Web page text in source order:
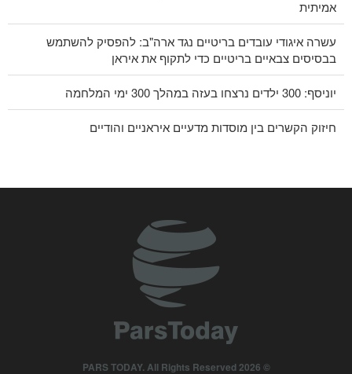
אמיתית
עשרה איגודי עובדים בריטיים נגד ארה"ב: להפסיק להשתמש
בבסיסים צבאיים בריטיים כדי לתקוף את איראן
יוניסף: 300 ילדים נרצחו בעזה במהלך 300 ימי המלחמה
חיזוק הקשרים בין מוסדות מדעיים איראניים והודיים
סנדרס: טראמפ המושחת הוביל את אמריקה למלחמה קטסטרופלית
© 2026 PARS TODAY. All Rights Reserved